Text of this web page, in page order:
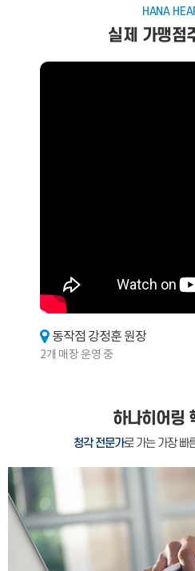
HANA
실제 가맹점
동작점 강정훈 원장
2개 매장 운영 중
하나히어링
청각 전문가로 가는 가장 빠